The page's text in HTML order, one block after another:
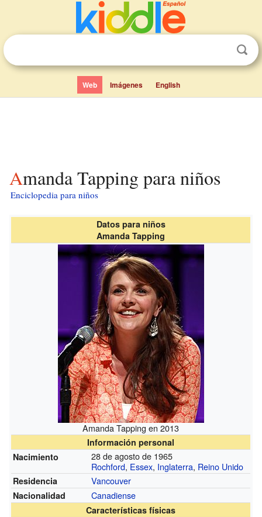
Web Imágenes English
Amanda Tapping para niños
Enciclopedia para niños
Datos para niños
Amanda Tapping
Amanda Tapping en 2013
Información personal
Nacimiento
28 de agosto de 1965
Rochford, Essex, Inglaterra, Reino Unido
Residencia Vancouver
Nacionalidad Canadiense
Características físicas